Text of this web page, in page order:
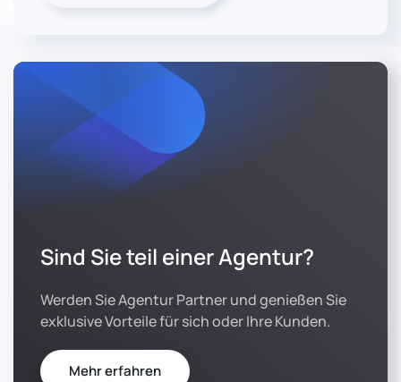
Sind Sie teil einer Agentur?
Werden Sie Agentur Partner und genießen Sie
exklusive Vorteile für sich oder Ihre Kunden.
Mehr erfahren